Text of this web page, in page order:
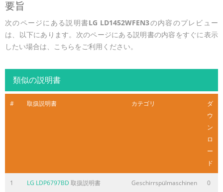
要旨
次のページにある説明書LG LD1452WFEN3の内容のプレビュー
は、以下にあります。次のページにある説明書の内容をすぐに表示
したい場合は、こちらをご利用ください。
類似の説明書
# 取扱説明書 カテゴリ
ダ
ウ
ン
ロ
ー
ド
1 LG LDP6797BD 取扱説明書 Geschirrspülmaschinen 0